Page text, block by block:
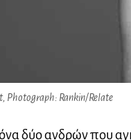
Photograph: Rankin/Relate
δύο ανδρών που